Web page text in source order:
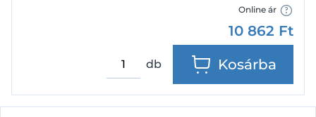
Online ár
10 862 Ft
db Kosárba